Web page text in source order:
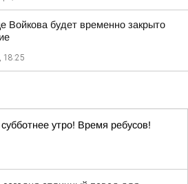
Войкова будет временно закрыто
18:25
утро! Время ребусов!